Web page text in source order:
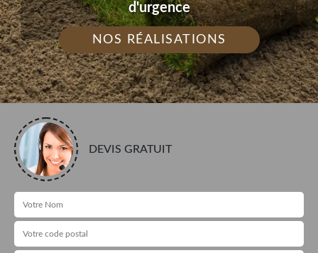
d'urgence
NOS RÉALISATIONS
DEVIS GRATUIT